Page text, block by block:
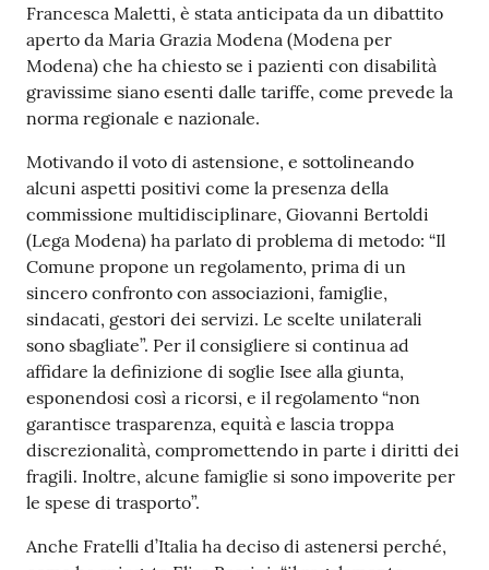
Francesca Maletti, è stata anticipata da un dibattito
aperto da Maria Grazia Modena (Modena per
Modena) che ha chiesto se i pazienti con disabilità
gravissime siano esenti dalle tariffe, come prevede la
norma regionale e nazionale.
Motivando il voto di astensione, e sottolineando
alcuni aspetti positivi come la presenza della
commissione multidisciplinare, Giovanni Bertoldi
(Lega Modena) ha parlato di problema di metodo: “Il
Comune propone un regolamento, prima di un
sincero confronto con associazioni, famiglie,
sindacati, gestori dei servizi. Le scelte unilaterali
sono sbagliate”. Per il consigliere si continua ad
affidare la definizione di soglie Isee alla giunta,
esponendosi così a ricorsi, e il regolamento “non
garantisce trasparenza, equità e lascia troppa
discrezionalità, compromettendo in parte i diritti dei
fragili. Inoltre, alcune famiglie si sono impoverite per
le spese di trasporto”.
Anche Fratelli d’Italia ha deciso di astenersi perché,